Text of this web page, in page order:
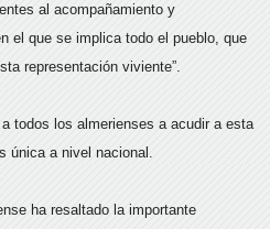
al acompañamiento y
el que se implica todo el pueblo, que
representación viviente”.
todos los almerienses a acudir a esta
única a nivel nacional.
ha resaltado la importante